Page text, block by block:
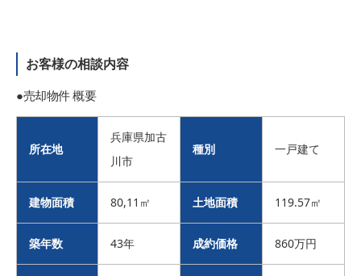
お客様の相談内容
●売却物件 概要
所在地
兵庫県加古
川市
種別 一戸建て
建物面積 80,11㎡ 土地面積 119.57㎡
築年数 43年 成約価格 860万円